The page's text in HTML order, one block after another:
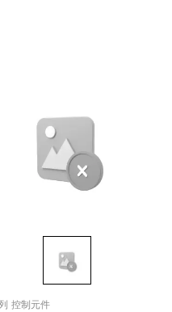
控制元件